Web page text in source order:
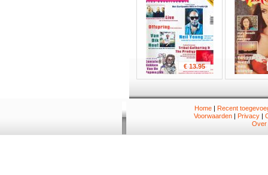
€ 13.95
Home| Recent
Voorwaarden | Privacy |
Over